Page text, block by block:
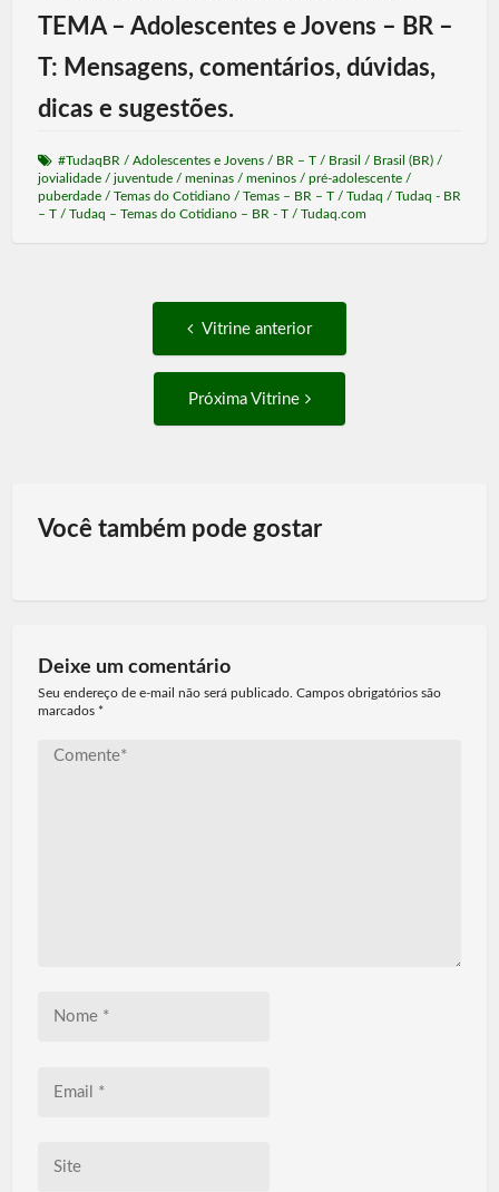
TEMA – Adolescentes e Jovens – BR –
T: Mensagens, comentários, dúvidas,
dicas e sugestões.
#TudaqBR / Adolescentes e Jovens/ BR – T/ Brasil / Brasil (BR)/
jovialidade/ juventude/ meninas/ meninos/ pré-adolescente/
puberdade/ Temas do Cotidiano/ Temas – BR – T/ Tudaq / Tudaq - BR
– T/ Tudaq – Temas do Cotidiano – BR - T/ Tudaq.com
navigation
Vitrine anterior
Próxima Vitrine
Você também pode gostar
Deixe um comentário
Seu endereço de e-mail não será publicado. Campos obrigatórios são
marcados *
Comente*